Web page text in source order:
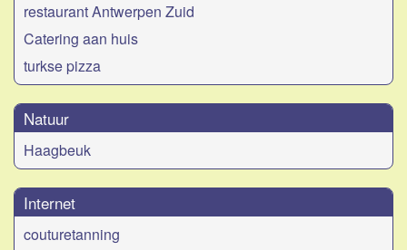
restaurant Antwerpen Zuid
Catering aan huis
turkse pizza
Natuur
Haagbeuk
Internet
couturetanning